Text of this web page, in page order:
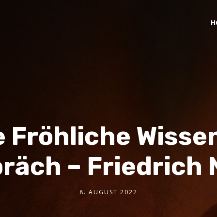
Fröhliche
– Friedrich
8. AUGUST 2022